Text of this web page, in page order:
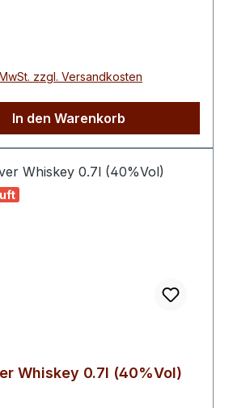
Reifung über 8 Jahre
eine angenehme Weichheit
Aromaprofil, das sowohl
auch Liebhaber hochwertiger
Land: Schottland
zzgl. Versandkosten
In den Warenkorb
Whiskey 0.7l (40%Vol)